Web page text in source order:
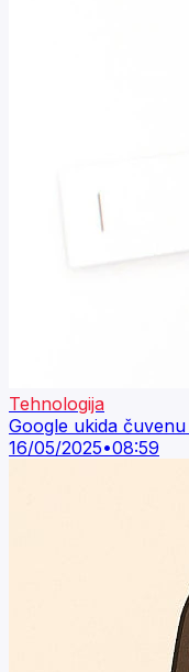
Tehnologija
Google ukida
16/05/2025•08:59